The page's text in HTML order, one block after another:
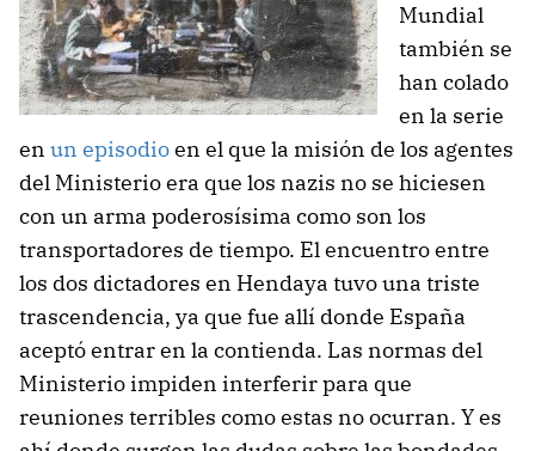
Mundial
también se
han colado
en la serie
en un episodioen el que la misión de los agentes
del Ministerio era que los nazis no se hiciesen
con un arma poderosísima como son los
transportadores de tiempo. El encuentro entre
los dos dictadores en Hendaya tuvo una triste
trascendencia, ya que fue allí donde España
aceptó entrar en la contienda. Las normas del
Ministerio impiden interferir para que
reuniones terribles como estas no ocurran. Y es